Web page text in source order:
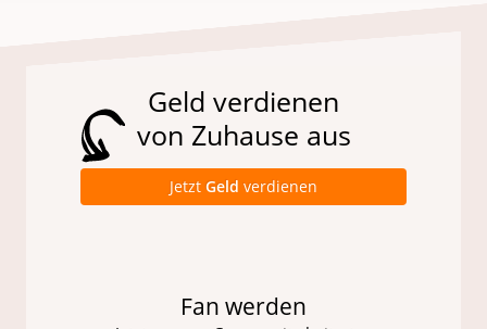
Geld verdienen
von Zuhause aus
Jetzt Geld verdienen
Fan werden